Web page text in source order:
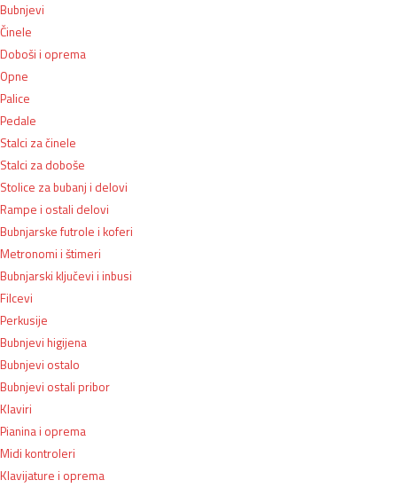
Bubnjevi
Činele
Doboši i oprema
Opne
Palice
Pedale
Stalci za činele
Stalci za doboše
Stolice za bubanj i delovi
Rampe i ostali delovi
Bubnjarske futrole i koferi
Metronomi i štimeri
Bubnjarski ključevi i inbusi
Filcevi
Perkusije
Bubnjevi higijena
Bubnjevi ostalo
Bubnjevi ostali pribor
Klaviri
Pianina i oprema
Midi kontroleri
Klavijature i oprema